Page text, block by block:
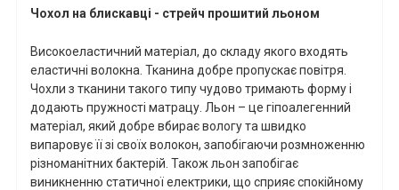
Чохол на блискавці - стрейч прошитий льоном
Високоеластичний матеріал, до складу якого входять
еластичні волокна. Тканина добре пропускає повітря.
Чохли з тканини такого типу чудово тримають форму і
додають пружності матрацу. Льон – це гіпоалегенний
матеріал, який добре вбирає вологу та швидко
випаровує її зі своїх волокон, запобігаючи розмноженню
різноманітних бактерій. Також льон запобігає
виникненню статичної електрики, що сприяє спокійному